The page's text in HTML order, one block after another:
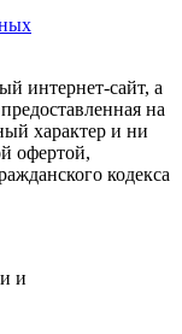
интернет-сайт, а
на
характер и ни
офертой,
кодекса
и